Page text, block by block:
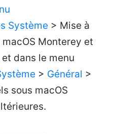
Système > Mise à
Monterey et
dans le menu
> Général >
sous macOS